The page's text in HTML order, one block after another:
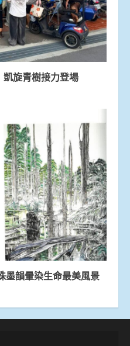
旋青樹接力登場
墨韻暈染生命最美風景